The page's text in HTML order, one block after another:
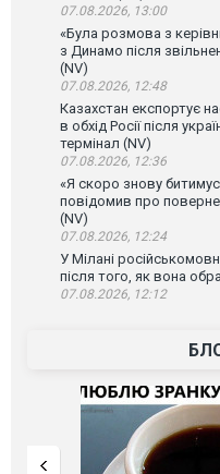
07.08.2026, 13:00
«Була розмова з
з Динамо після
(NV)
07.08.2026, 12:48
Казахстан експортує
в обхід Росії після
термінал (NV)
07.08.2026, 12:36
«Я скоро знову
повідомив про
(NV)
07.08.2026, 12:24
У Мілані
після того, як вона
07.08.2026, 12:12